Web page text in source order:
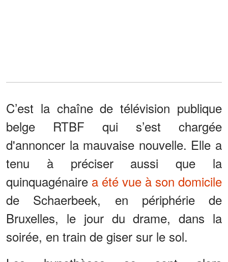
C’est la chaîne de télévision publique
belge RTBF qui s’est chargée
d'annoncer la mauvaise nouvelle. Elle a
tenu à préciser aussi que la
quinquagénaire a été vue à son domicile
de Schaerbeek, en périphérie de
Bruxelles, le jour du drame, dans la
soirée, en train de giser sur le sol.